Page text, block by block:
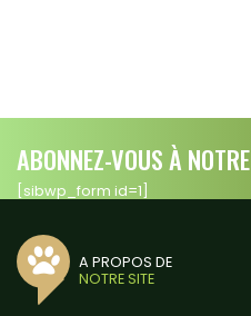
ABONNEZ-VOUS À
[sibwp_form id=1]
A PROPOS DE
NOTRE SITE